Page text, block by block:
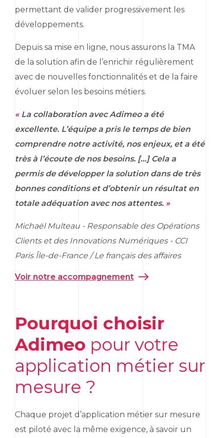
permettant de valider progressivement les
développements.
Depuis sa mise en ligne, nous assurons la TMA
de la solution afin de l’enrichir régulièrement
avec de nouvelles fonctionnalités et de la faire
évoluer selon les besoins métiers.
«La collaboration avec Adimeo a été
excellente. L’équipe a pris le temps de bien
comprendre notre activité, nos enjeux, et a été
très à l’écoute de nos besoins. […] Cela a
permis de développer la solution dans de très
bonnes conditions et d’obtenir un résultat en
totale adéquation avec nos attentes. »
Michaël Multeau - Responsable des Opérations
Clients et des Innovations Numériques - CCI
Paris Île-de-France / Le français des affaires
Voir notre accompagnement
Pourquoi choisir
Adimeo pour votre
application métier sur
mesure ?
Chaque projet d’application métier sur mesure
est piloté avec la même exigence, à savoir un